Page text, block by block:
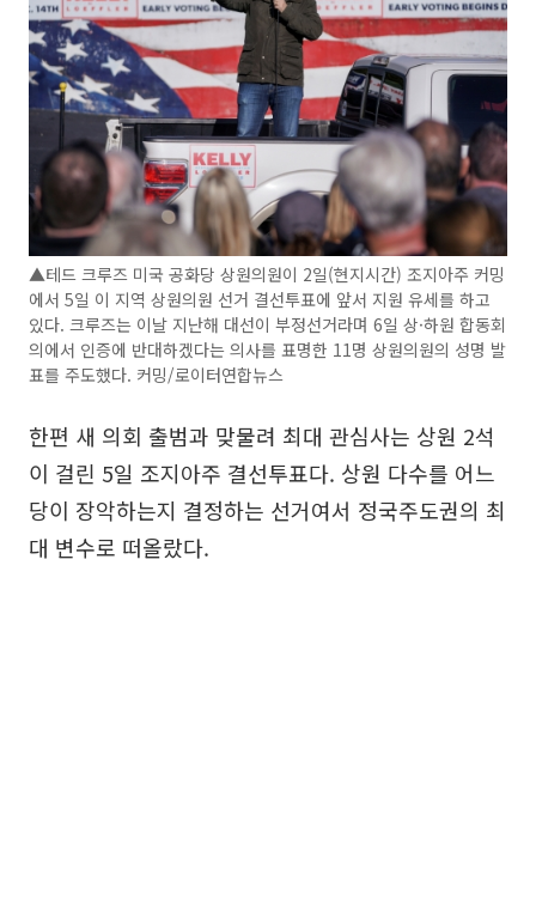
▲테드 크루즈 미국 공화당 상원의원이 2일(현지시간) 조지아주 커밍
에서 5일 이 지역 상원의원 선거 결선투표에 앞서 지원 유세를 하고
있다. 크루즈는 이날 지난해 대선이 부정선거라며 6일 상·하원 합동회
의에서 인증에 반대하겠다는 의사를 표명한 11명 상원의원의 성명 발
표를 주도했다. 커밍/로이터연합뉴스
한편 새 의회 출범과 맞물려 최대 관심사는 상원 2석
이 걸린 5일 조지아주 결선투표다. 상원 다수를 어느
당이 장악하는지 결정하는 선거여서 정국주도권의 최
대 변수로 떠올랐다.